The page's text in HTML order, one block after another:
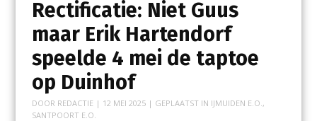
Rectificatie: Niet Guus
maar Erik Hartendorf
speelde 4 mei de taptoe
op Duinhof
DOOR REDACTIE | 12 MEI 2025| GEPLAATST IN IJMUIDEN E.O. ,
SANTPOORT E.O.